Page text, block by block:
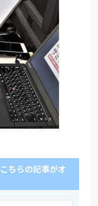
ちらの記事がオ